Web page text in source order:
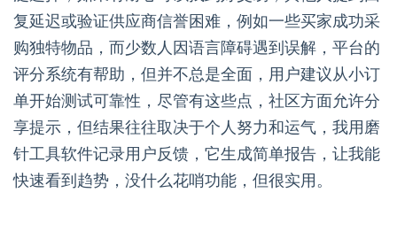
复延迟或验证供应商信誉困难，例如一些买家成功采
购独特物品，而少数人因语言障碍遇到误解，平台的
评分系统有帮助，但并不总是全面，用户建议从小订
单开始测试可靠性，尽管有这些点，社区方面允许分
享提示，但结果往往取决于个人努力和运气，我用磨
针工具软件记录用户反馈，它生成简单报告，让我能
快速看到趋势，没什么花哨功能，但很实用。